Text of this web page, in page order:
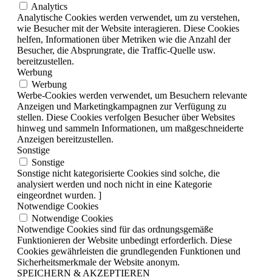
Analytics
Analytische Cookies werden verwendet, um zu verstehen,
wie Besucher mit der Website interagieren. Diese Cookies
helfen, Informationen über Metriken wie die Anzahl der
Besucher, die Absprungrate, die Traffic-Quelle usw.
bereitzustellen.
Werbung
Werbung
Werbe-Cookies werden verwendet, um Besuchern relevante
Anzeigen und Marketingkampagnen zur Verfügung zu
stellen. Diese Cookies verfolgen Besucher über Websites
hinweg und sammeln Informationen, um maßgeschneiderte
Anzeigen bereitzustellen.
Sonstige
Sonstige
Sonstige nicht kategorisierte Cookies sind solche, die
analysiert werden und noch nicht in eine Kategorie
eingeordnet wurden. ]
Notwendige Cookies
Notwendige Cookies
Notwendige Cookies sind für das ordnungsgemäße
Funktionieren der Website unbedingt erforderlich. Diese
Cookies gewährleisten die grundlegenden Funktionen und
Sicherheitsmerkmale der Website anonym.
SPEICHERN & AKZEPTIEREN